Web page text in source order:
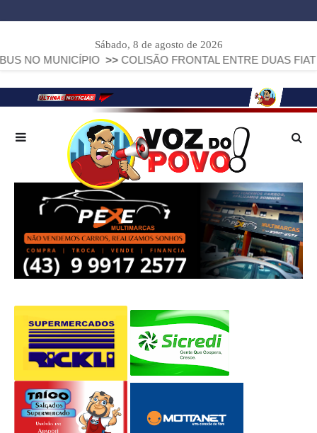
Sábado, 8 de agosto de 2026
>> COLISÃO FRONTAL ENTRE DUAS FIAT STRADA